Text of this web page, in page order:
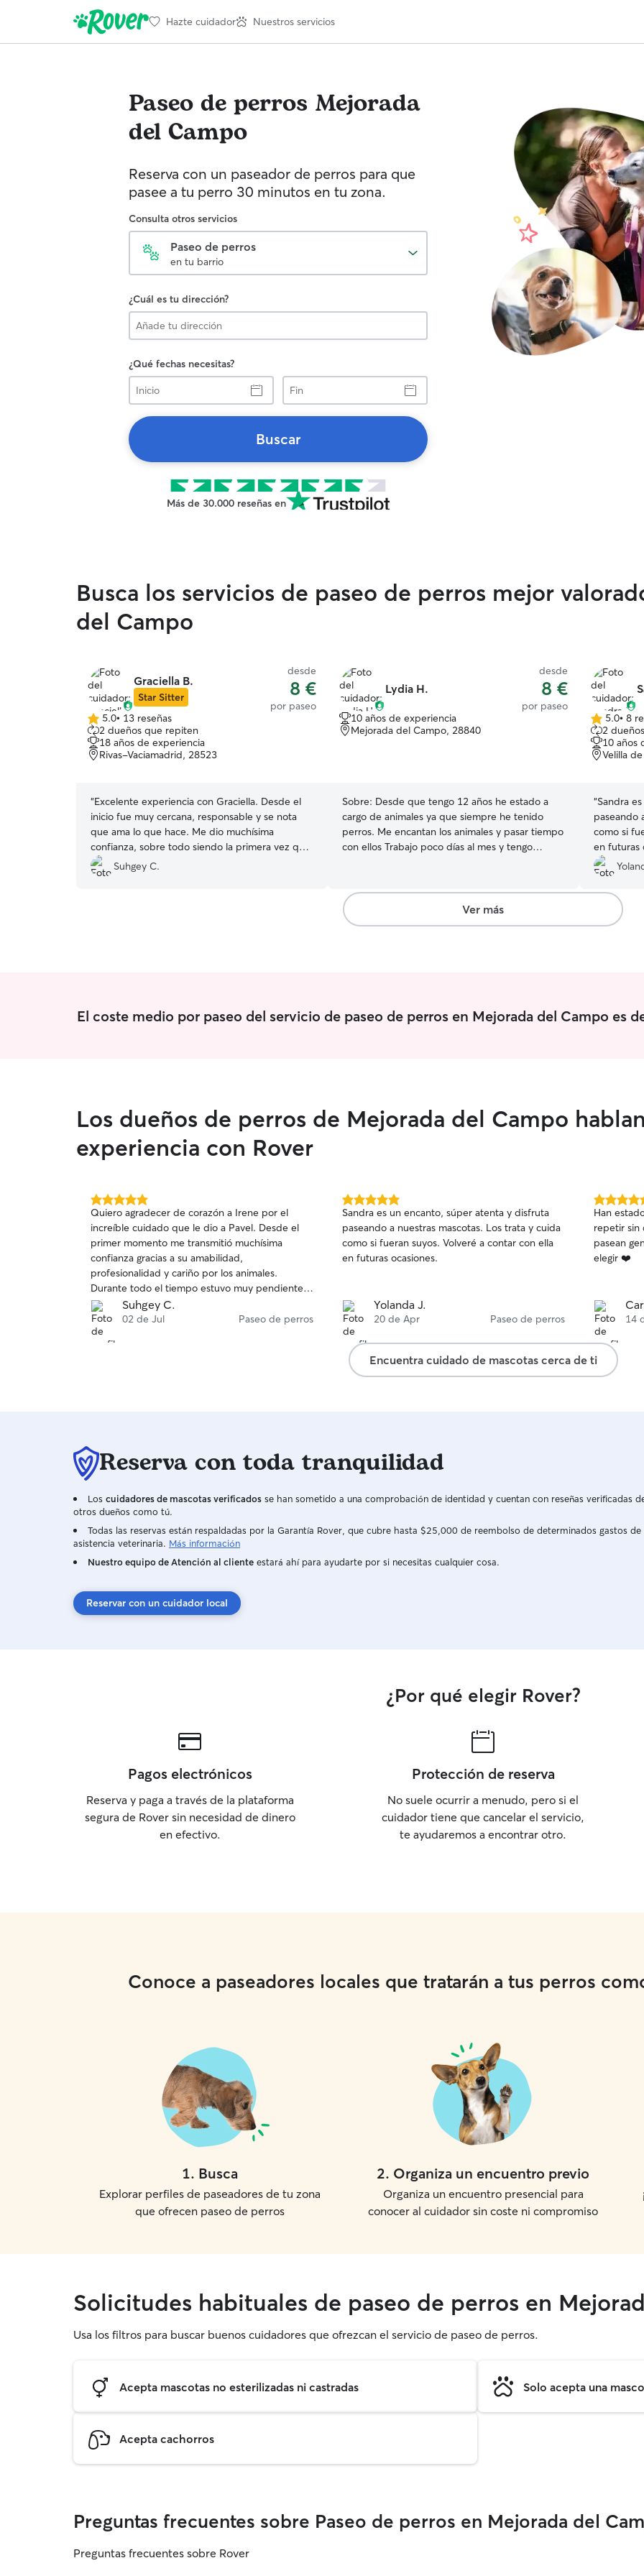
Hazte cuidador Nuestros servicios
Paseo de perros Mejorada
del Campo
Reserva con un paseador de perros para que
pasee a tu perro 30 minutos en tu zona.
Consulta otros servicios
Paseo de perros
en tu barrio
¿Cuál es tu dirección?
¿Qué fechas necesitas?
Inicio
Fin
Buscar
Más de 30.000 reseñas en
Busca los servicios de paseo de perros mejor
del Campo
Graciella B.
Star Sitter
desde
8 €
por paseo
5.0
de
5
estrellas
5.0• 13 reseñas
2 dueños que repiten
18 años de experiencia
Rivas-Vaciamadrid, 28523
“Excelente experiencia con Graciella. Desde el
inicio fue muy cercana, responsable y se nota
que ama lo que hace. Me dio muchísima
confianza, sobre todo siendo la primera vez que
dejo a Pavel con alguien. Estuvo pendiente de él
en todo momento y me hizo sentir tranquila
Suhgey C.
Lydia H.
desde
8 €
por paseo
10 años de experiencia
Mejorada del Campo, 28840
Sobre: Desde que tengo 12 años he estado a
cargo de animales ya que siempre he tenido
perros. Me encantan los animales y pasar tiempo
con ellos Trabajo poco días al mes y tengo
peludos En mi casa ya tengo una mascota y vivo
en un piso, por eso no puedo cuidar de las
mascotas en mi casa, pero me desplazo sin
5.0
de
5
estrellas
5.0• 8
2
10 años
Velilla
“Sandra
paseando
como si
en futuras
Ver más
El coste medio por paseo del servicio de paseo de perros en Mejorada del Campo es
Los dueños de perros de Mejorada del Campo
experiencia con Rover
5.0
de
5
estrellas
Quiero agradecer de corazón a Irene por el
increíble cuidado que le dio a Pavel. Desde el
primer momento me transmitió muchísima
confianza gracias a su amabilidad,
profesionalidad y cariño por los animales.
Durante todo el tiempo estuvo muy pendiente
de él, respetó sus rutinas y se aseguró de que
estuviera cómodo, tranquilo y feliz. Además, la
comunicación fue excelente: me enviaba fotos y
¡Gracias, Irene, por cuidar tan bien de mi
pequeño!
Suhgey C.
02 de Jul Paseo de perros
5.0
de
5
estrellas
Sandra es un encanto, súper atenta y disfruta
paseando a nuestras mascotas. Los trata y cuida
como si fueran suyos. Volveré a contar con ella
en futuras ocasiones.
Yolanda J.
20 de Apr Paseo de perros
5.0
de
5
estrellas
Han
repetir sin
pasean genial
elegir ❤️
14
Encuentra cuidado de mascotas cerca de ti
Reserva con toda tranquilidad
Los cuidadores de mascotas verificados se han sometido a una comprobación de identidad y cuentan con reseñas verificadas
otros dueños como tú.
Todas las reservas están respaldadas por la Garantía Rover, que cubre hasta $25,000 de reembolso de determinados gastos de
asistencia veterinaria. Más información
Nuestro equipo de Atención al cliente estará ahí para ayudarte por si necesitas cualquier cosa.
Reservar con un cuidador local
¿Por qué elegir Rover?
Pagos electrónicos
Reserva y paga a través de la plataforma
segura de Rover sin necesidad de dinero
en efectivo.
Protección de reserva
No suele ocurrir a menudo, pero si el
cuidador tiene que cancelar el servicio,
te ayudaremos a encontrar otro.
Conoce a paseadores locales que tratarán a tus perros
1. Busca
Explorar perfiles de paseadores de tu zona
que ofrecen paseo de perros
2. Organiza un encuentro previo
Organiza un encuentro presencial para
conocer al cuidador sin coste ni compromiso
Solicitudes habituales de paseo de perros en
Usa los filtros para buscar buenos cuidadores que ofrezcan el servicio de paseo de perros.
Acepta mascotas no esterilizadas ni castradas Solo acepta una
Acepta cachorros
Preguntas frecuentes sobre Paseo de perros en Mejorada del
Preguntas frecuentes sobre Rover